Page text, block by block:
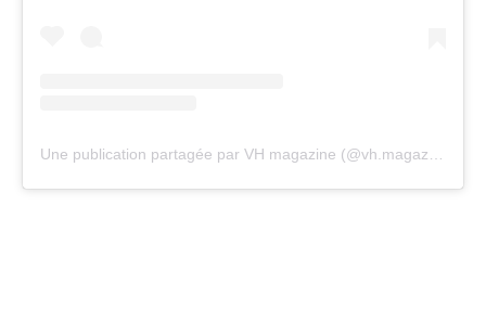
Une publication partagée par VH magazine (@vh.magazine)